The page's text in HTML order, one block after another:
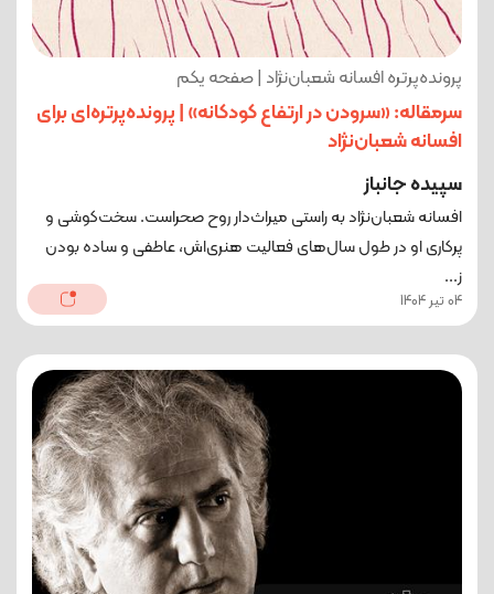
پرونده‌پرتره افسانه شعبان‌نژاد | صفحه یکم
سرمقاله: «سرودن در ارتفاع کودکانه» | پرونده‌پرتره‌ای برای
افسانه شعبان‌نژاد
سپیده جانباز
افسانه شعبان‌نژاد به راستی میراث‌دار روح صحراست. سخت‌کوشی و
پرکاری او در طول سال‌های فعالیت هنری‌اش، عاطفی و ساده بودن
ز...
04 تیر 1404